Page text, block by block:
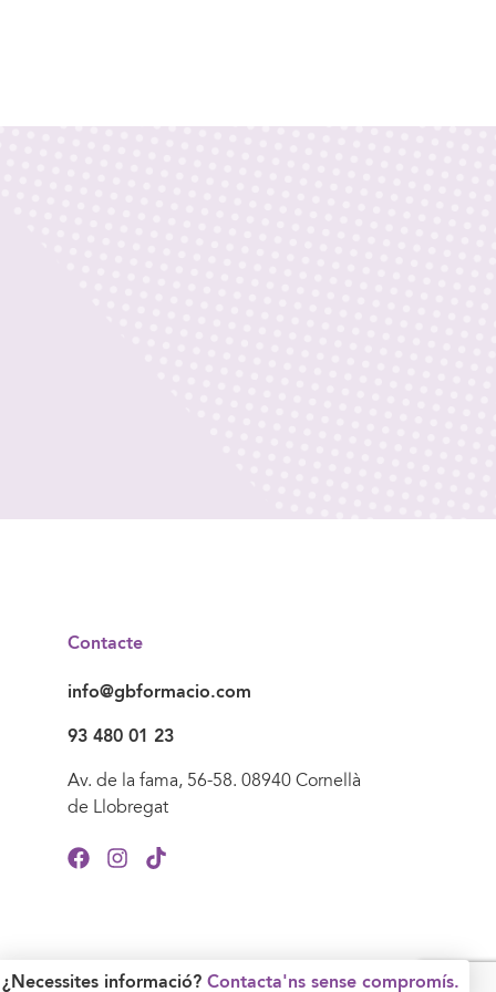
¿Necessites informació? Contacta'ns sense compromís.
Contacte
info@gbformacio.com
93 480 01 23
Av. de la fama, 56-58. 08940 Cornellà
de Llobregat